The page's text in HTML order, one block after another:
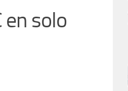
en solo